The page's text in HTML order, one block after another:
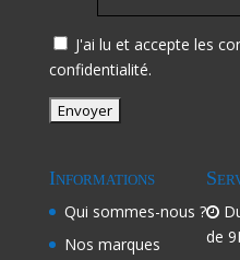
J'ai lu et accepte les
confidentialité.
Informations
Qui sommes-nous ?
Nos marques
de